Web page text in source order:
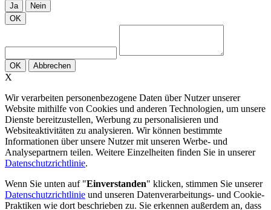
Ja
Nein
OK
OK Abbrechen
X
Wir verarbeiten personenbezogene Daten über Nutzer unserer
Website mithilfe von Cookies und anderen Technologien, um unsere
Dienste bereitzustellen, Werbung zu personalisieren und
Websiteaktivitäten zu analysieren. Wir können bestimmte
Informationen über unsere Nutzer mit unseren Werbe- und
Analysepartnern teilen. Weitere Einzelheiten finden Sie in unserer
Datenschutzrichtlinie.
Wenn Sie unten auf "Einverstanden" klicken, stimmen Sie unserer
Datenschutzrichtlinie und unseren Datenverarbeitungs- und Cookie-
Praktiken wie dort beschrieben zu. Sie erkennen außerdem an, dass